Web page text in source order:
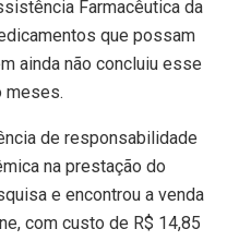
Farmacêutica da
que possam
ainda não concluiu esse
meses.
de responsabilidade
na prestação do
e encontrou a venda
com custo de R$ 14,85